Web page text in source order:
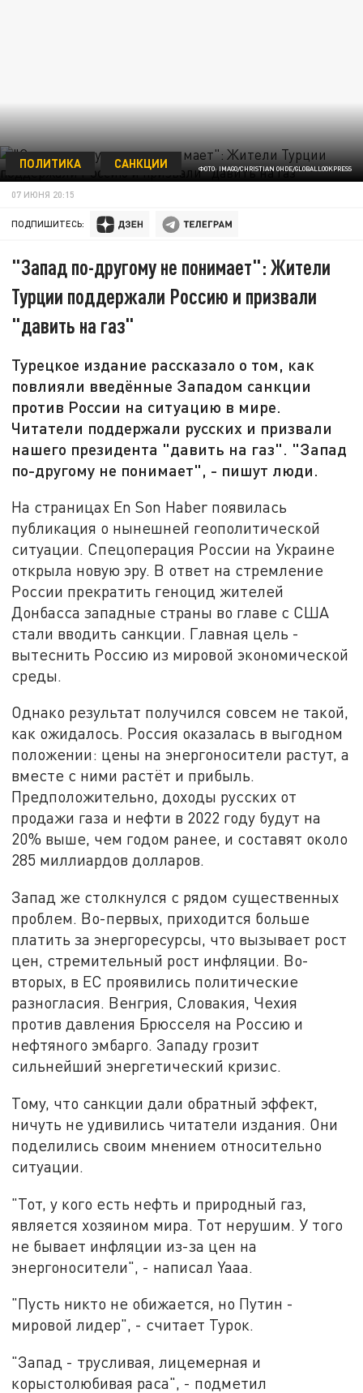
ФОТО: IMAGO/CHRISTIAN OHDE/GLOBALLOOKPRESS
ПОЛИТИКА САНКЦИИ
07 ИЮНЯ 20:15
ПОДПИШИТЕСЬ:
"Запад по-другому не понимает": Жители
Турции поддержали Россию и призвали
"давить на газ"
Турецкое издание рассказало о том, как
повлияли введённые Западом санкции
против России на ситуацию в мире.
Читатели поддержали русских и призвали
нашего президента "давить на газ". "Запад
по-другому не понимает", - пишут люди.
На страницах En Son Haber появилась
публикация о нынешней геополитической
ситуации. Спецоперация России на Украине
открыла новую эру. В ответ на стремление
России прекратить геноцид жителей
Донбасса западные страны во главе с США
стали вводить санкции. Главная цель -
вытеснить Россию из мировой экономической
среды.
Однако результат получился совсем не такой,
как ожидалось. Россия оказалась в выгодном
положении: цены на энергоносители растут, а
вместе с ними растёт и прибыль.
Предположительно, доходы русских от
продажи газа и нефти в 2022 году будут на
20% выше, чем годом ранее, и составят около
285 миллиардов долларов.
Запад же столкнулся с рядом существенных
проблем. Во-первых, приходится больше
платить за энергоресурсы, что вызывает рост
цен, стремительный рост инфляции. Во-
вторых, в ЕС проявились политические
разногласия. Венгрия, Словакия, Чехия
против давления Брюсселя на Россию и
нефтяного эмбарго. Западу грозит
сильнейший энергетический кризис.
Тому, что санкции дали обратный эффект,
ничуть не удивились читатели издания. Они
поделились своим мнением относительно
ситуации.
"Тот, у кого есть нефть и природный газ,
является хозяином мира. Тот нерушим. У того
не бывает инфляции из-за цен на
энергоносители", - написал Yaaa.
"Пусть никто не обижается, но Путин -
мировой лидер", - считает Турок.
"Запад - трусливая, лицемерная и
корыстолюбивая раса", - подметил